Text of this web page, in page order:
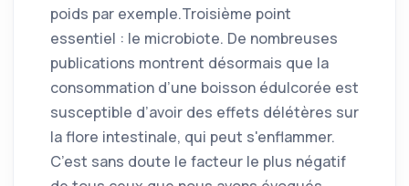
poids par exemple.Troisième point
essentiel : le microbiote. De nombreuses
publications montrent désormais que la
consommation d’une boisson édulcorée est
susceptible d’avoir des effets délétères sur
la flore intestinale, qui peut s'enflammer.
C’est sans doute le facteur le plus négatif